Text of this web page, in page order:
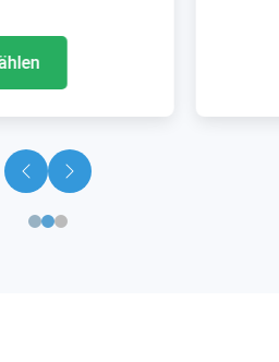
Paket auswählen